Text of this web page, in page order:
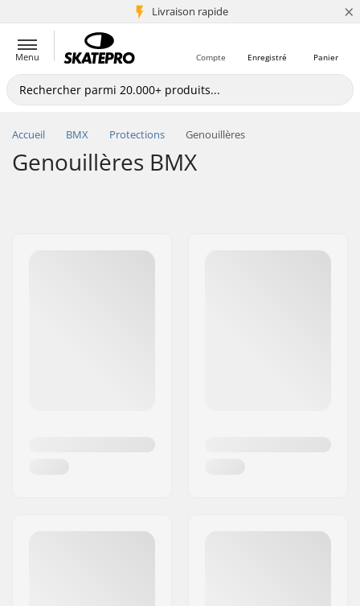
Livraison rapide
+5 mio de clients ×
Menu Panier
Enregistré
Compte
Accueil BMX Protections Genouillères
Genouillères BMX